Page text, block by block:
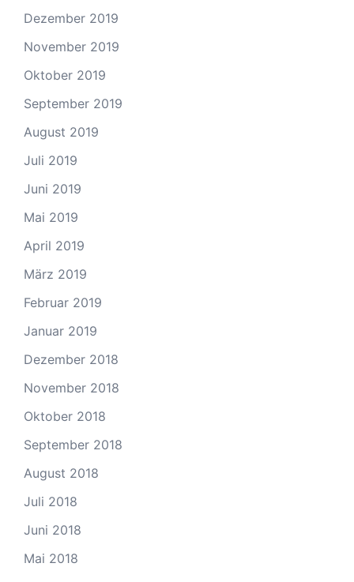
Dezember 2019
November 2019
Oktober 2019
September 2019
August 2019
Juli 2019
Juni 2019
Mai 2019
April 2019
März 2019
Februar 2019
Januar 2019
Dezember 2018
November 2018
Oktober 2018
September 2018
August 2018
Juli 2018
Juni 2018
Mai 2018